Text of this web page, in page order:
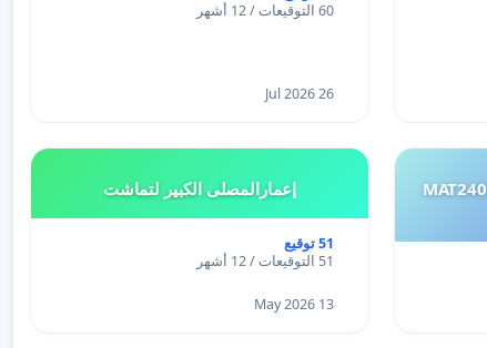
60 التوقيعات / 12 أشهر
26 Jul 2026
طلب إعادة النظر في تقييم اختبار MAT240
إعمارالمصلى الكبير لتماشت
51 توقيع
51 التوقيعات / 12 أشهر
13 May 2026